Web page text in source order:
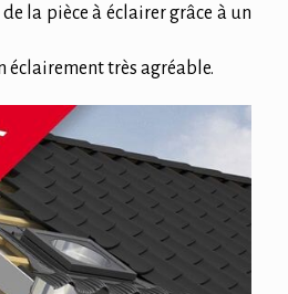
la pièce à éclairer grâce à un
éclairement très agréable.